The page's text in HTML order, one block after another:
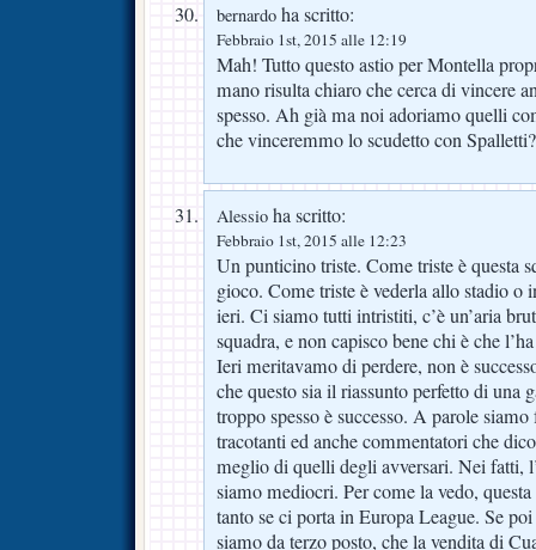
bernardo ha scritto:
Febbraio 1st, 2015 alle 12:19
Mah! Tutto questo astio per Montella
mano risulta chiaro che cerca di vincere
spesso. Ah già ma noi adoriamo quelli
che vinceremmo lo scudetto con
Alessio ha scritto:
Febbraio 1st, 2015 alle 12:23
Un punticino triste. Come triste è questa
gioco. Come triste è vederla allo stadio o
ieri. Ci siamo tutti intristiti, c’è un’aria
squadra, e non capisco bene chi è che
Ieri meritavamo di perdere, non è
che questo sia il riassunto perfetto di una
troppo spesso è successo. A parole
tracotanti ed anche commentatori che
meglio di quelli degli avversari. Nei fatti,
siamo mediocri. Per come la vedo,
tanto se ci porta in Europa League. Se
siamo da terzo posto, che la vendita di